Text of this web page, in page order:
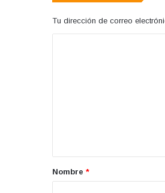
Tu dirección de correo
rNombre *